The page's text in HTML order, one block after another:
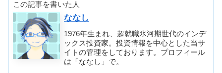
この記事を書いた人
ななし
1976年生まれ、超就職氷河期世代のインデ
ックス投資家。投資情報を中心とした当サ
イトの管理をしております。プロフィール
は「ななし」で。